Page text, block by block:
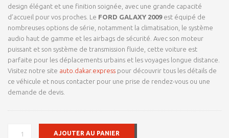
design élégant et une finition soignée, avec une grande capacité
d’accueil pour vos proches. Le FORD GALAXY 2009est équipé de
nombreuses options de série, notamment la climatisation, le système
audio haut de gamme et les airbags de sécurité. Avec son moteur
puissant et son système de transmission fluide, cette voiture est
parfaite pour les déplacements urbains et les voyages longue distance.
Visitez notre site auto.dakar.express pour découvrir tous les détails de
ce véhicule et nous contacter pour une prise de rendez-vous ou une
demande de devis.
QUANTITÉ
AJOUTER AU PANIER